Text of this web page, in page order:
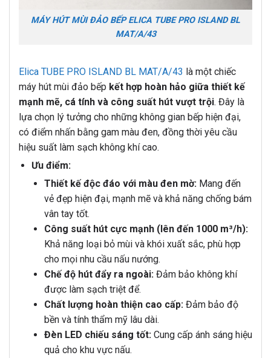
MÁY HÚT MÙI ĐẢO BẾP ELICA TUBE PRO ISLAND BL
MAT/A/43
Elica TUBE PRO ISLAND BL MAT/A/43 là một chiếc
máy hút mùi đảo bếp kết hợp hoàn hảo giữa thiết kế
mạnh mẽ, cá tính và công suất hút vượt trội. Đây là
lựa chọn lý tưởng cho những không gian bếp hiện đại,
có điểm nhấn bằng gam màu đen, đồng thời yêu cầu
hiệu suất làm sạch không khí cao.
Ưu điểm:
Thiết kế độc đáo với màu đen mờ:Mang đến
vẻ đẹp hiện đại, mạnh mẽ và khả năng chống bám
vân tay tốt.
Công suất hút cực mạnh (lên đến 1000 m³/h):
Khả năng loại bỏ mùi và khói xuất sắc, phù hợp
cho mọi nhu cầu nấu nướng.
Chế độ hút đẩy ra ngoài:Đảm bảo không khí
được làm sạch triệt để.
Chất lượng hoàn thiện cao cấp:Đảm bảo độ
bền và tính thẩm mỹ lâu dài.
Đèn LED chiếu sáng tốt:Cung cấp ánh sáng hiệu
quả cho khu vực nấu.